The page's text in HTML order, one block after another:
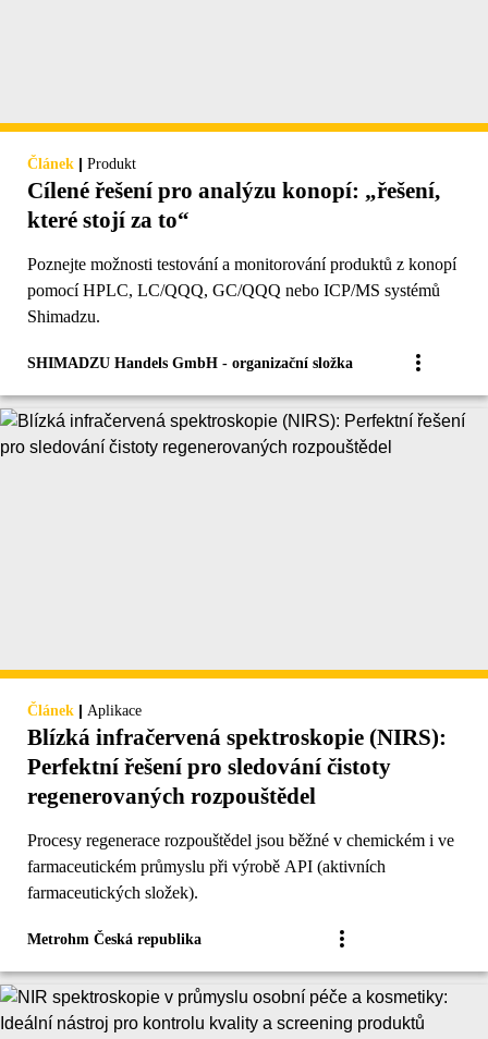
Článek | Produkt
Cílené řešení pro analýzu konopí: „řešení,
které stojí za to“
Poznejte možnosti testování a monitorování produktů z konopí
pomocí HPLC, LC/QQQ, GC/QQQ nebo ICP/MS systémů
Shimadzu.
SHIMADZU Handels GmbH - organizační složka
Článek | Aplikace
Blízká infračervená spektroskopie (NIRS):
Perfektní řešení pro sledování čistoty
regenerovaných rozpouštědel
Procesy regenerace rozpouštědel jsou běžné v chemickém i ve
farmaceutickém průmyslu při výrobě API (aktivních
farmaceutických složek).
Metrohm Česká republika